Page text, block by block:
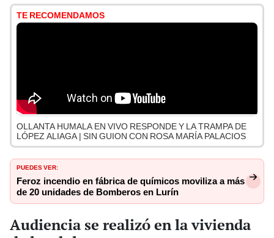
TE RECOMENDAMOS
OLLANTA HUMALA EN VIVO RESPONDE Y LA TRAMPA DE
LÓPEZ ALIAGA | SIN GUION CON ROSA MARÍA PALACIOS
PUEDES VER:
Feroz incendio en fábrica de químicos moviliza a más
de 20 unidades de Bomberos en Lurín
Audiencia se realizó en la vivienda